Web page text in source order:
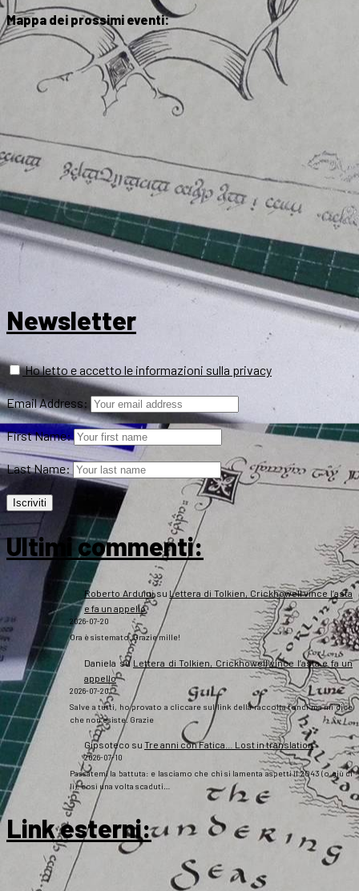
Mappa dei prossimi eventi:
Newsletter
Ho letto e accetto le informazioni sulla privacy
Email Address:
First Name:
Last Name:
Ultimi commenti:
Roberto Arduinisu Lettera di Tolkien, Crickhowell vince l’asta
e fa un appello
2026-07-20
Ora è sistemato. Grazie mille!
Daniela suLettera di Tolkien, Crickhowell vince l’asta e fa un
appello
2026-07-20
Salve a tutti, ho provato a cliccare sul link della raccolta fondi ma mi dice
che non esiste. Grazie
Gipsoteco su Tre anni con Fatica… Lost in translation
2026-07-10
Passatemi la battuta: e lasciamo che chi si lamenta aspetti il 2043 (o giù di
lì), così una volta scaduti…
Link esterni: